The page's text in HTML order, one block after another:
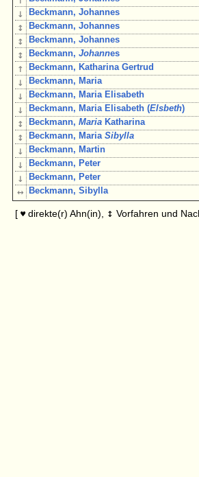
↓ Beckmann, Johannes
↕ Beckmann, Johannes
↕ Beckmann, Johannes
↕ Beckmann,Johannes
↑ Beckmann, Katharina Gertrud
↓ Beckmann, Maria
↓ Beckmann, Maria Elisabeth
↓ Beckmann, Maria Elisabeth (Elsbeth)
↕ Beckmann,Maria Katharina
↕ Beckmann, MariaSibylla
↓ Beckmann, Martin
↓ Beckmann, Peter
↓ Beckmann, Peter
↔ Beckmann, Sibylla
[ ♥ direkte(r) Ahn(in), ↕ Vorfahren und